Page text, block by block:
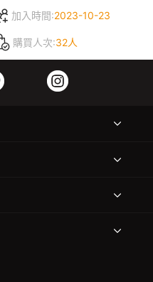
加入時間:2023-10-23
購買人次:32人